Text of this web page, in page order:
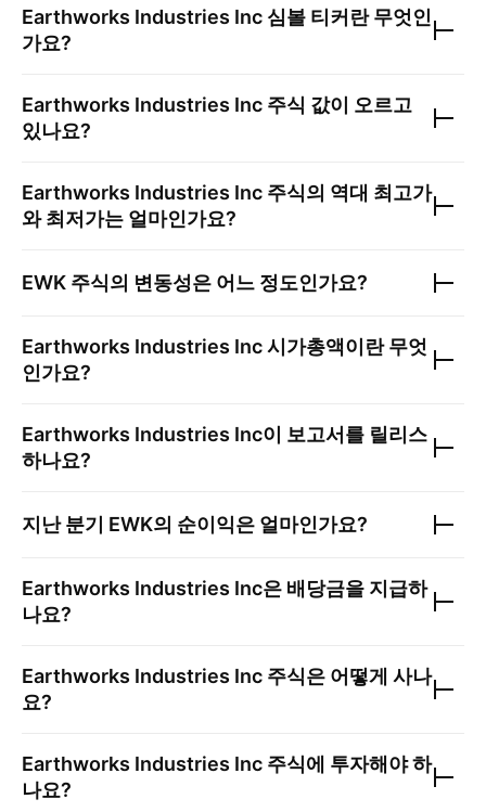
Earthworks Industries Inc 심볼 티커란 무엇인
가요?
Earthworks Industries Inc 주식 값이 오르고
있나요?
Earthworks Industries Inc 주식의 역대 최고가
와 최저가는 얼마인가요?
EWK 주식의 변동성은 어느 정도인가요?
Earthworks Industries Inc시가총액이란 무엇
인가요?
Earthworks Industries Inc이 보고서를 릴리스
하나요?
지난 분기 EWK의 순이익은 얼마인가요?
Earthworks Industries Inc은 배당금을 지급하
나요?
Earthworks Industries Inc 주식은 어떻게 사나
요?
Earthworks Industries Inc 주식에 투자해야 하
나요?